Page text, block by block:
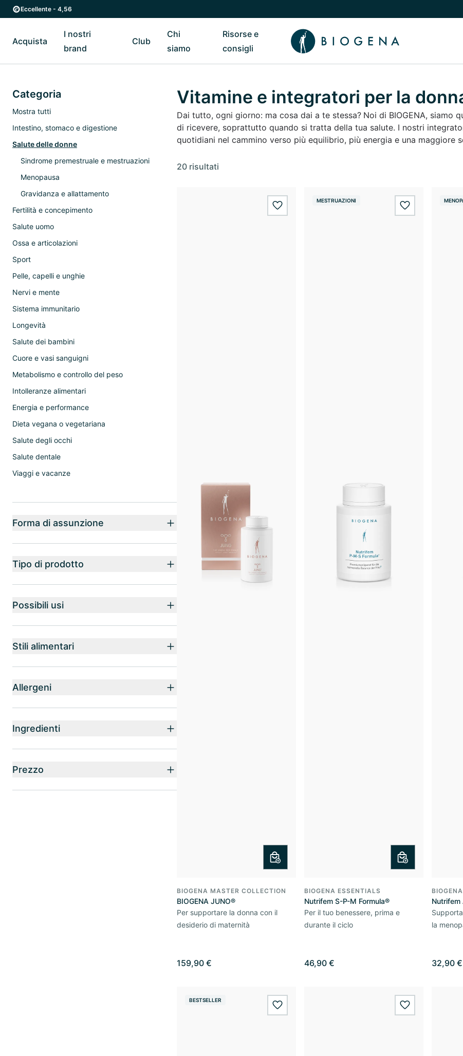
Vai al contenuto principale
Vai direttamente alla navigazione principale
Eccellente - 4,56
Acquista Riavvia il sottomenu di Acquista
I nostri
brand
Riavvia il sottomenu di I nostri brand
Club Riavvia il sottomenu di Club
Chi
siamo
Riavvia il sottomenu di Chi siamo
Risorse e
consigli
Riavvia il sottomenu di Risorse e consigli
Vitamine e integratori per la
Dai tutto, ogni giorno: ma cosa dai a te stessa? Noi di BIOGENA, siamo
di ricevere, soprattutto quando si tratta della tua salute. I nostri
quotidiani nel cammino verso più equilibrio, più energia e una maggiore
20 risultati
wishlist.add
BIOGENA MASTER COLLECTION
BIOGENA JUNO®
Per supportare la donna con il
desiderio di maternità
159,90 €
MESTRUAZIONI
wishlist.add
BIOGENA ESSENTIALS
Nutrifem S-P-M Formula®
Per il tuo benessere, prima e
durante il ciclo
46,90 €
Nutrifem
la
32,90 €
BESTSELLER
wishlist.add wishlist.add
Categoria
Mostra tutti
Intestino, stomaco e digestione
Salute delle donne
Sindrome premestruale e mestruazioni
Menopausa
Gravidanza e allattamento
Fertilità e concepimento
Salute uomo
Ossa e articolazioni
Sport
Pelle, capelli e unghie
Nervi e mente
Sistema immunitario
Longevità
Salute dei bambini
Cuore e vasi sanguigni
Metabolismo e controllo del peso
Intolleranze alimentari
Energia e performance
Dieta vegana o vegetariana
Salute degli occhi
Salute dentale
Viaggi e vacanze
Forma di assunzione
Tipo di prodotto
Possibili usi
Stili alimentari
Allergeni
Ingredienti
Prezzo